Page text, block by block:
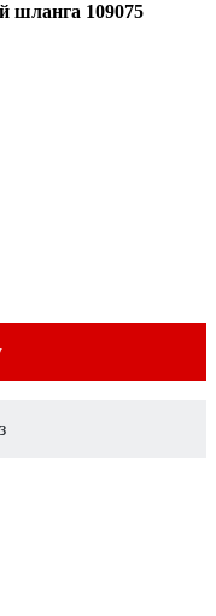
шланга 109075